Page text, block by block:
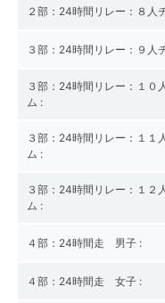
２部：24時間リレー：８人
３部：24時間リレー：９人
３部：24時間リレー：１０
ム :
３部：24時間リレー：１１
ム :
３部：24時間リレー：１２
ム :
４部：24時間走 男子 :
４部：24時間走 女子 :